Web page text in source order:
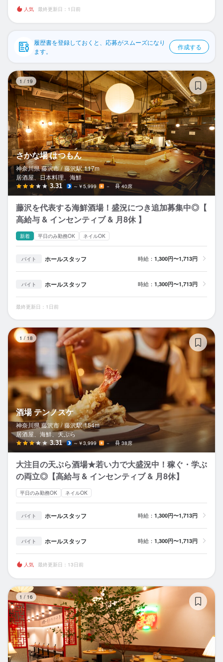
利用規約
企業情報
人気 最終更新日：1日前
履歴書を登録しておくと、応募がスムーズになり
ます。
作成する
1 / 19
さかな場 はつもん
神奈川県 藤沢市 / 藤沢駅 117m
居酒屋、日本料理、海鮮
3.31 ～￥5,999 － 40席
藤沢を代表する海鮮酒場！盛況につき追加募集中◎【
高給与 & インセンティブ & 月8休 】
新着 平日のみ勤務OK ネイルOK
バイト ホールスタッフ 時給： 1,300円〜1,713円
バイト ホールスタッフ 時給： 1,300円〜1,713円
最終更新日：1日前
1 / 18
酒場 テンノスケ
神奈川県 藤沢市 / 藤沢駅 154m
居酒屋、海鮮、天ぷら
3.31 ～￥3,999 － 38席
大注目の天ぷら酒場★若い力で大盛況中！稼ぐ・学ぶ
の両立◎【高給与 & インセンティブ & 月8休】
平日のみ勤務OK ネイルOK
バイト ホールスタッフ 時給： 1,300円〜1,713円
バイト ホールスタッフ 時給： 1,300円〜1,713円
人気 最終更新日：13日前
1 / 16